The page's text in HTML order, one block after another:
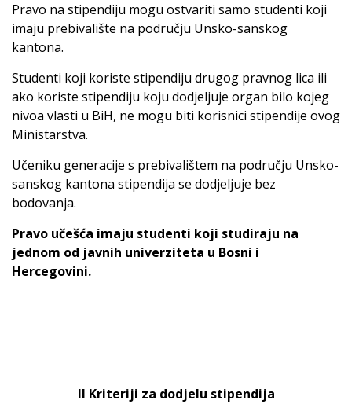
Pravo na stipendiju mogu ostvariti samo studenti koji
imaju prebivalište na području Unsko-sanskog
kantona.
Studenti koji koriste stipendiju drugog pravnog lica ili
ako koriste stipendiju koju dodjeljuje organ bilo kojeg
nivoa vlasti u BiH, ne mogu biti korisnici stipendije ovog
Ministarstva.
Učeniku generacije s prebivalištem na području Unsko-
sanskog kantona stipendija se dodjeljuje bez
bodovanja.
Pravo učešća imaju studenti koji studiraju na
jednom od javnih univerziteta u Bosni i
Hercegovini.
II Kriteriji za dodjelu stipendija